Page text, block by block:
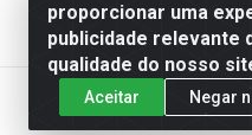
proporcionar uma
publicidade relevante
qualidade do nosso
Aceitar Negar
Nova